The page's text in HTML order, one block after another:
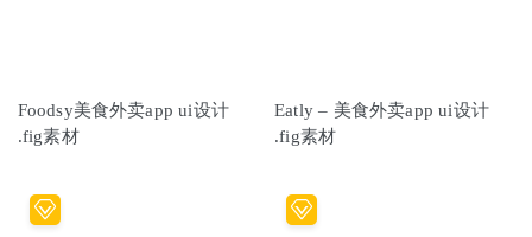
Foodsy美食外卖app ui设计
.fig素材
Eatly – 美食外卖app ui设计
.fig素材